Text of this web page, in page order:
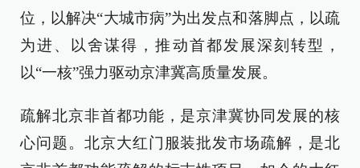
位，以解决“大城市病”为出发点和落脚点，以疏
为进、以舍谋得，推动首都发展深刻转型，
以“一核”强力驱动京津冀高质量发展。
疏解北京非首都功能，是京津冀协同发展的核
心问题。北京大红门服装批发市场疏解，是北